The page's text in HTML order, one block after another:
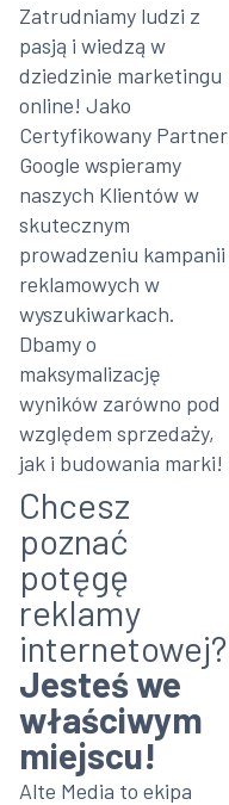
Zatrudniamy ludzi z
pasją i wiedzą w
dziedzinie marketingu
online! Jako
Certyfikowany Partner
Google wspieramy
naszych Klientów w
skutecznym
prowadzeniu kampanii
reklamowych w
wyszukiwarkach.
Dbamy o
maksymalizację
wyników zarówno pod
względem sprzedaży,
jak i budowania marki!
Chcesz
poznać
potęgę
reklamy
internetowej?
Jesteś we
właściwym
miejscu!
Alte Media to ekipa